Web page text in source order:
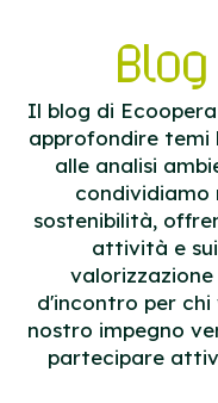
Il blog di
approfondire temi
alle analisi
condividiamo
sostenibilità,
attività e
d'incontro per chi
nostro impegno
partecipare